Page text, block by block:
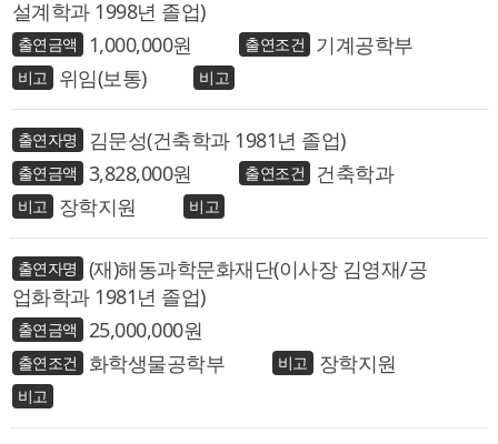
설계학과 1998년 졸업)
1,000,000
기계공학부
위임(보통)
김문성(건축학과 1981년 졸업)
3,828,000
건축학과
장학지원
(재)해동과학문화재단(이사장 김영재/공
업화학과 1981년 졸업)
25,000,000
화학생물공학부
장학지원